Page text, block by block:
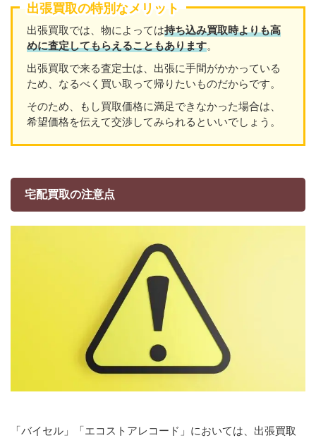
出張買取の特別なメリット
出張買取では、物によっては持ち込み買取時よりも高
めに査定してもらえることもあります。
出張買取で来る査定士は、出張に手間がかかっている
ため、なるべく買い取って帰りたいものだからです。
そのため、もし買取価格に満足できなかった場合は、
希望価格を伝えて交渉してみられるといいでしょう。
宅配買取の注意点
「バイセル」「エコストアレコード」においては、出張買取